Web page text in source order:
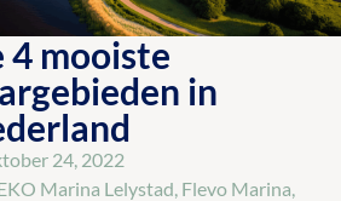
4 mooiste
in
24, 2022
Marina Lelystad, Flevo Marina,